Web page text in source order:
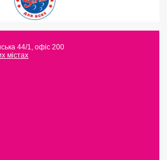
44/1, офіс 200
містах